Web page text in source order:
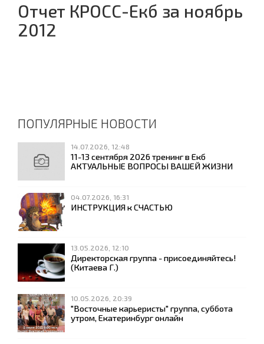
Отчет КРОСС-Екб за ноябрь
2012
ПОПУЛЯРНЫЕ НОВОСТИ
14.07.2026, 12:48
11-13 сентября 2026 тренинг в Екб
АКТУАЛЬНЫЕ ВОПРОСЫ ВАШЕЙ ЖИЗНИ
04.07.2026, 16:31
ИНСТРУКЦИЯ к СЧАСТЬЮ
13.05.2026, 12:10
Директорская группа - присоединяйтесь!
(Китаева Г.)
10.05.2026, 20:39
"Восточные карьеристы" группа, суббота
утром, Екатеринбург онлайн